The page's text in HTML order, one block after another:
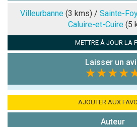
Note que vous souhaitez
Antispam -
Avis sur
:
Villeurbanne(3 kms) / Sainte-
Caluire-et-Cuire (5
METTRE À JOUR LA
Laisser un
AJOUTER AUX
Auteur